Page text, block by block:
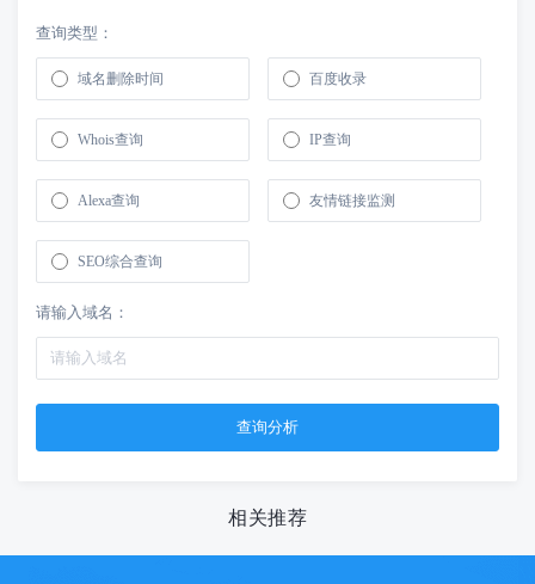
查询类型：
域名删除时间 百度收录
Whois查询 IP查询
Alexa查询 友情链接监测
SEO综合查询
请输入域名：
相关推荐